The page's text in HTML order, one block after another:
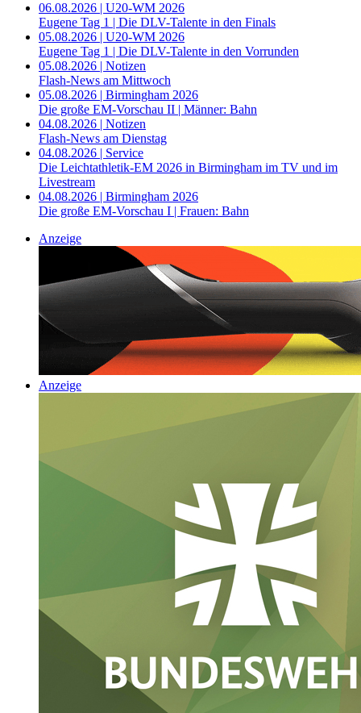
06.08.2026 | U20-WM 2026
Eugene Tag 1 | Die DLV-Talente in den Finals
05.08.2026 | U20-WM 2026
Eugene Tag 1 | Die DLV-Talente in den Vorrunden
05.08.2026 | Notizen
Flash-News am Mittwoch
05.08.2026 | Birmingham 2026
Die große EM-Vorschau II | Männer: Bahn
04.08.2026 | Notizen
Flash-News am Dienstag
04.08.2026 | Service
Die Leichtathletik-EM 2026 in Birmingham im TV und im
Livestream
04.08.2026 | Birmingham 2026
Die große EM-Vorschau I | Frauen: Bahn
Anzeige
Anzeige